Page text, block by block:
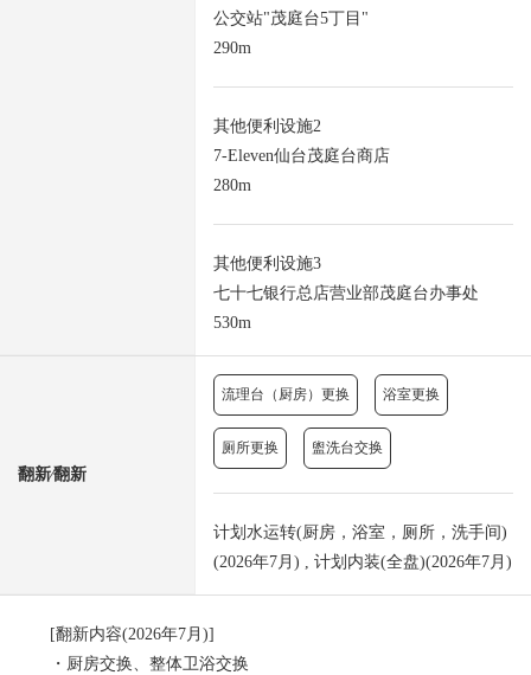
公交站"茂庭台5丁目"
290m
其他便利设施2
7-Eleven仙台茂庭台商店
280m
其他便利设施3
七十七银行总店营业部茂庭台办事处
530m
翻新⁄翻新
流理台（厨房）更换 浴室更换
厕所更换 盥洗台交换
计划水运转(厨房，浴室，厕所，洗手间)
(2026年7月) , 计划内装(全盘)(2026年7月)
[翻新内容(2026年7月)]
・厨房交换、整体卫浴交换